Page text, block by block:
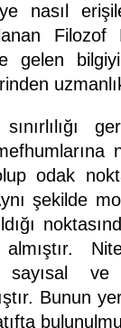
nasıl
Filozof
gelen
odak
şekilde
almıştır.
sayısal
Bunun